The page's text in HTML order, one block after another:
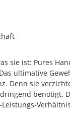
sie ist: Pures
ultimative
Denn sie
benötigt.